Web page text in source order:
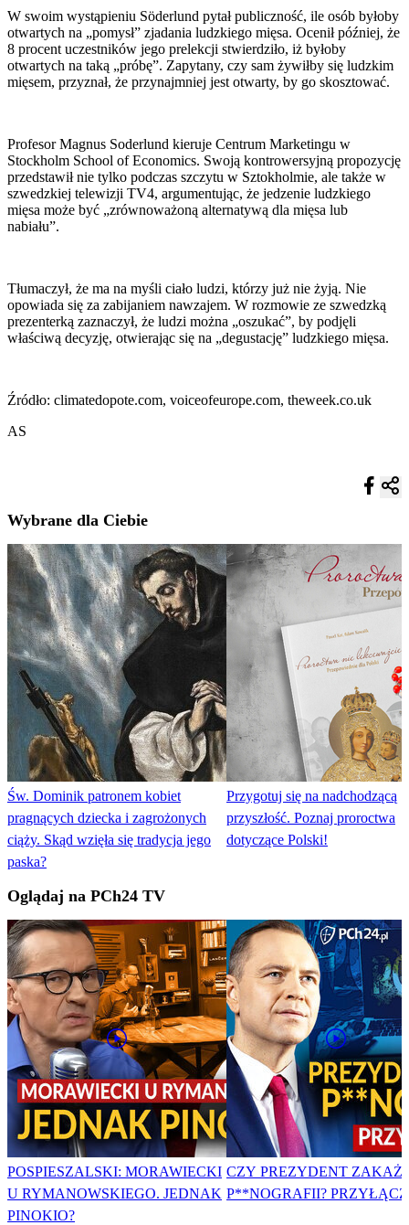
W swoim wystąpieniu Söderlund pytał publiczność, ile osób byłoby
otwartych na „pomysł” zjadania ludzkiego mięsa. Ocenił później, że
8 procent uczestników jego prelekcji stwierdziło, iż byłoby
otwartych na taką „próbę”. Zapytany, czy sam żywiłby się ludzkim
mięsem, przyznał, że przynajmniej jest otwarty, by go skosztować.
Profesor Magnus Soderlund kieruje Centrum Marketingu w
Stockholm School of Economics. Swoją kontrowersyjną propozycję
przedstawił nie tylko podczas szczytu w Sztokholmie, ale także w
szwedzkiej telewizji TV4, argumentując, że jedzenie ludzkiego
mięsa może być „zrównoważoną alternatywą dla mięsa lub
nabiału”.
Tłumaczył, że ma na myśli ciało ludzi, którzy już nie żyją. Nie
opowiada się za zabijaniem nawzajem. W rozmowie ze szwedzką
prezenterką zaznaczył, że ludzi można „oszukać”, by podjęli
właściwą decyzję, otwierając się na „degustację” ludzkiego mięsa.
Źródło: climatedopote.com, voiceofeurope.com, theweek.co.uk
AS
Wybrane dla Ciebie
Św. Dominik patronem kobiet
pragnących dziecka i zagrożonych
ciąży. Skąd wzięła się tradycja jego
paska?
Przygotuj się na nadchodzącą
przyszłość. Poznaj proroctwa
dotyczące Polski!
Oglądaj na PCh24 TV
POSPIESZALSKI: MORAWIECKI
U RYMANOWSKIEGO. JEDNAK
PINOKIO?
CZY PREZYDENT
P**NOGRAFII?